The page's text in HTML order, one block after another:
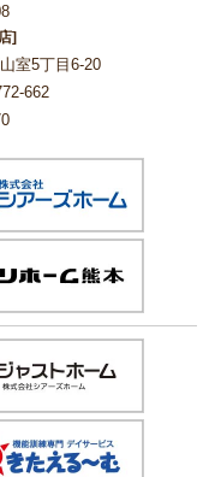
]
室5丁目6-20
662